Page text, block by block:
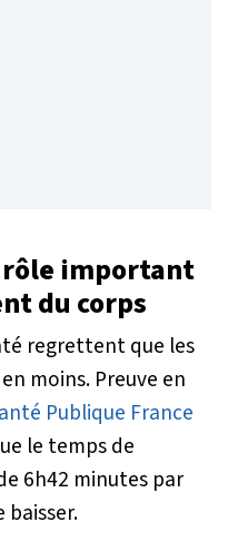
rôle important
du corps
regrettent que les
moins. Preuve en
Publique France
le temps de
6h42 minutes par
baisser.